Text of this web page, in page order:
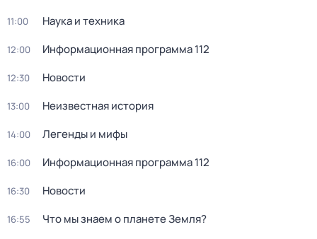
11:00 Наука и техника
12:00 Информационная программа 112
12:30 Новости
13:00 Неизвестная история
14:00 Легенды и мифы
16:00 Информационная программа 112
16:30 Новости
16:55 Что мы знаем о планете Земля?